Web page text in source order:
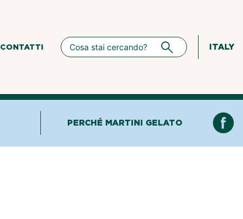
CONTATTI ITALY
PERCHÉ MARTINI GELATO